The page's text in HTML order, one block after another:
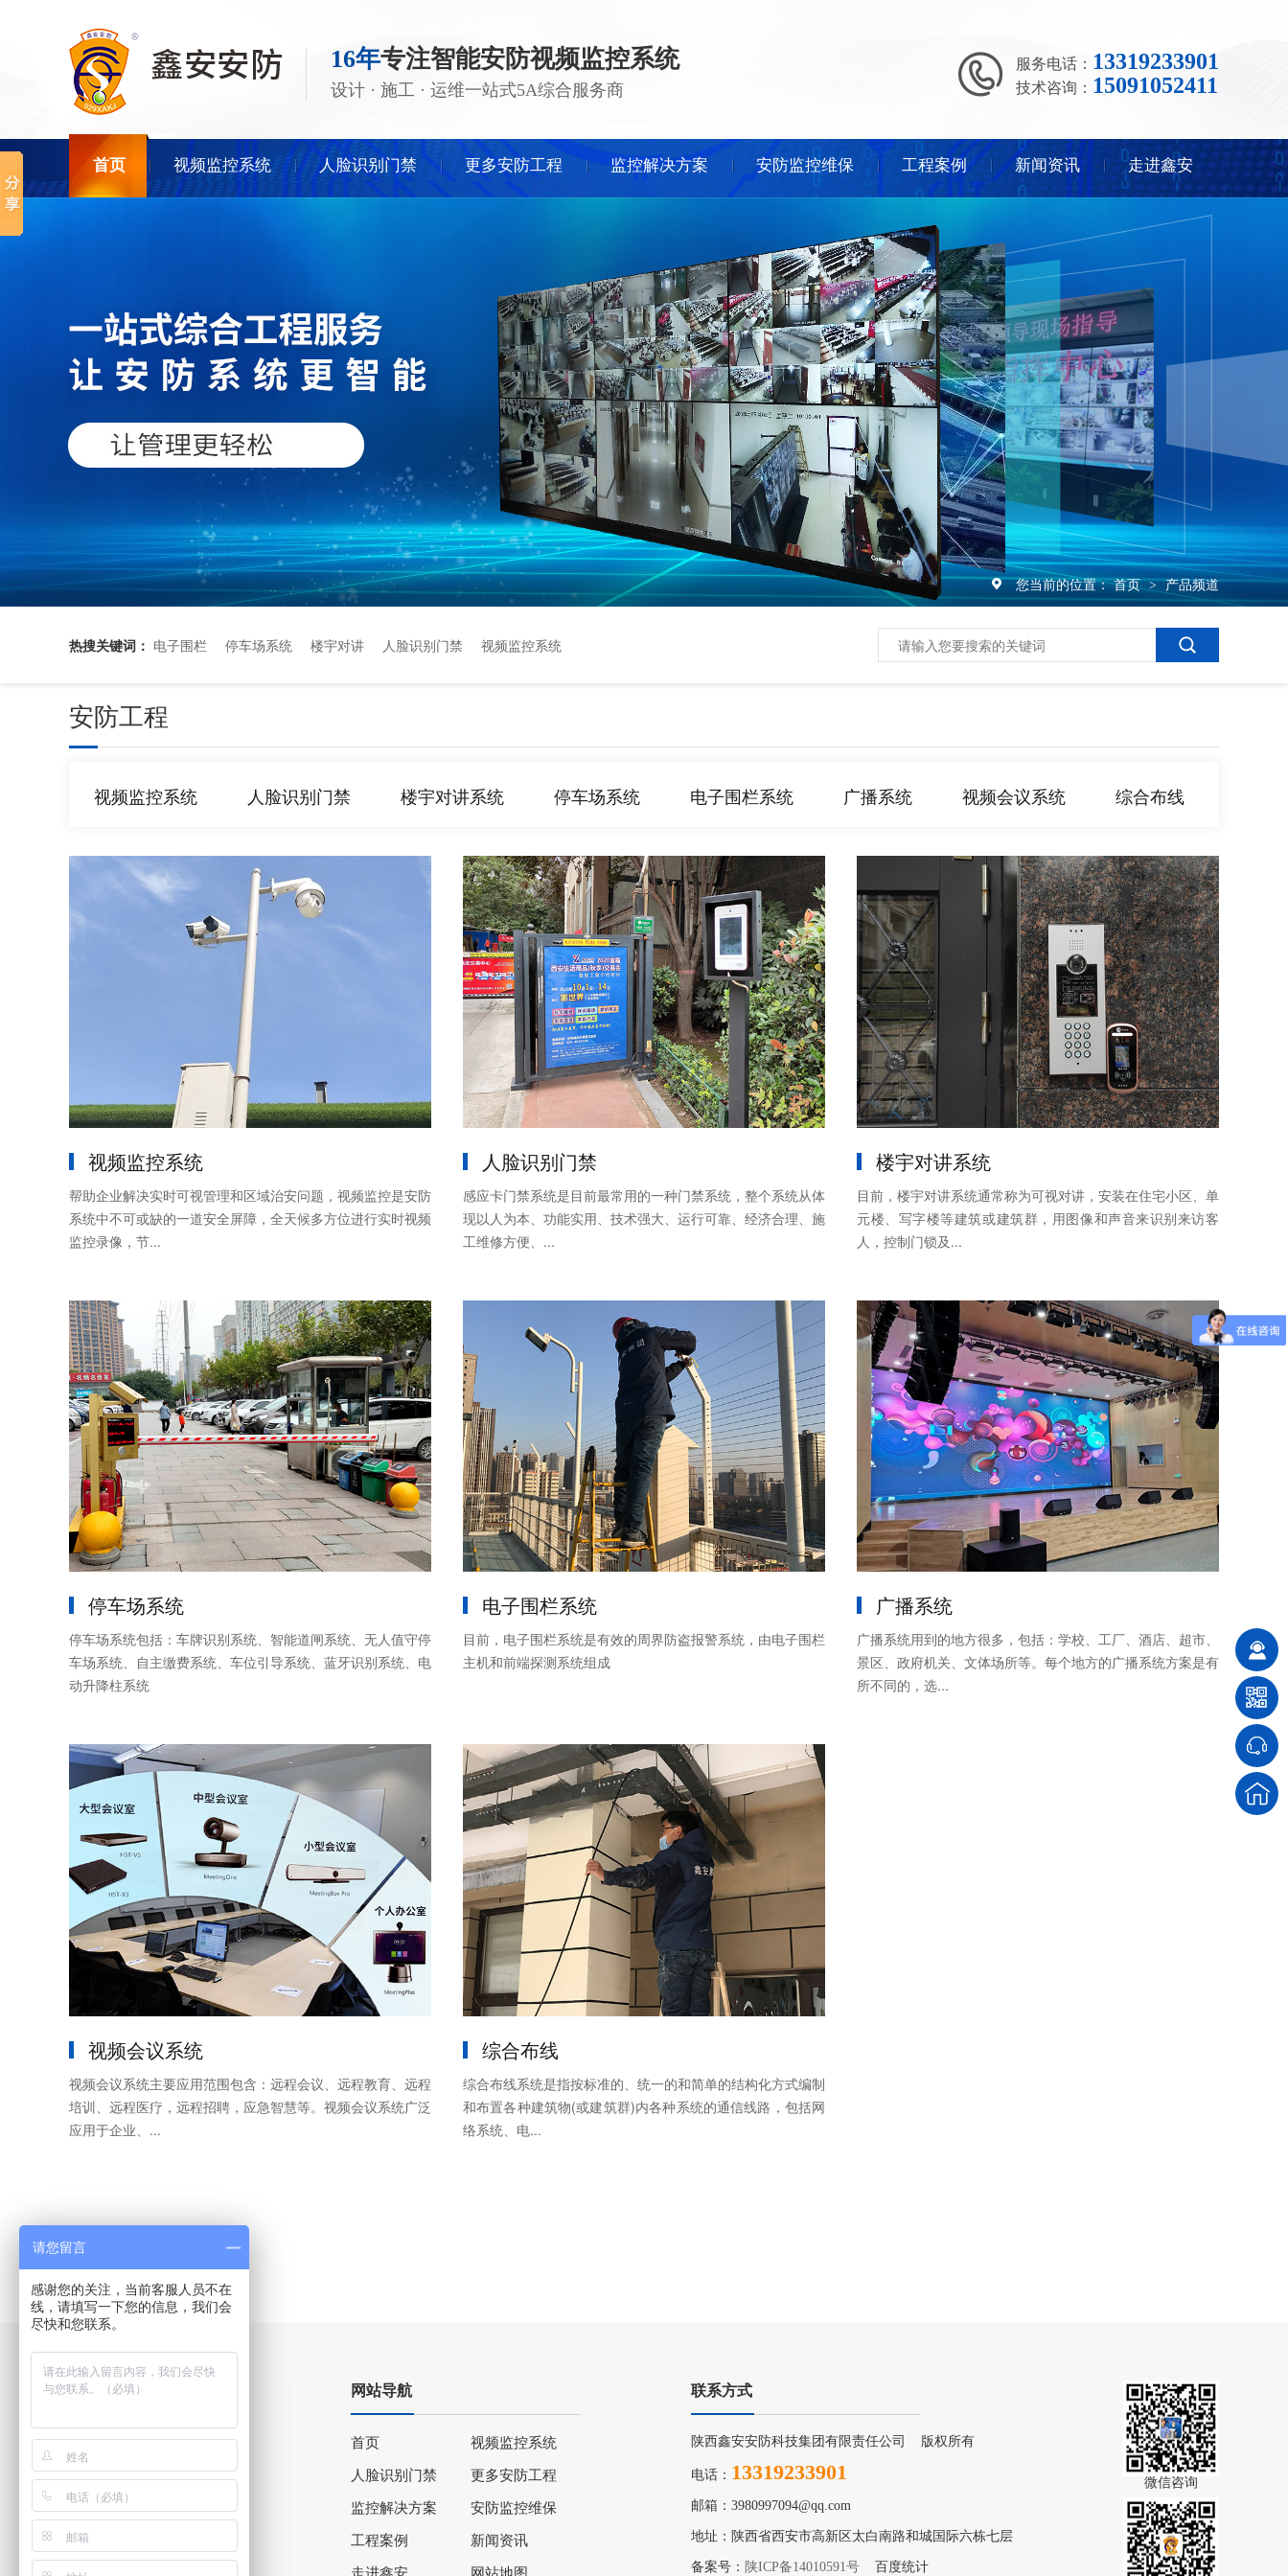
16年专注智能安防视频监控系统
设计 · 施工 · 运维一站式5A综合服务商
服务电话： 13319233901
技术咨询： 15091052411
首页 视频监控系统 人脸识别门禁 更多安防工程 监控解决方案 安防监控维保 工程案例 新闻资讯 走进鑫安
您当前的位置： 首页 > 产品频道
热搜关键词： 电子围栏 停车场系统 楼宇对讲 人脸识别门禁 视频监控系统
安防工程
视频监控系统 人脸识别门禁 楼宇对讲系统 停车场系统 电子围栏系统 广播系统 视频会议系统 综合布线
视频监控系统
帮助企业解决实时可视管理和区域治安问题，视频监控是安防
系统中不可或缺的一道安全屏障，全天候多方位进行实时视频
监控录像，节...
人脸识别门禁
感应卡门禁系统是目前最常用的一种门禁系统，整个系统从体
现以人为本、功能实用、技术强大、运行可靠、经济合理、施
工维修方便、...
楼宇对讲系统
目前，楼宇对讲系统通常称为可视对讲，安装在住宅小区、单
元楼、写字楼等建筑或建筑群，用图像和声音来识别来访客
人，控制门锁及...
停车场系统
停车场系统包括：车牌识别系统、智能道闸系统、无人值守停
车场系统、自主缴费系统、车位引导系统、蓝牙识别系统、电
动升降柱系统
电子围栏系统
目前，电子围栏系统是有效的周界防盗报警系统，由电子围栏
主机和前端探测系统组成
广播系统
广播系统用到的地方很多，包括：学校、工厂、酒店、超市、
景区、政府机关、文体场所等。每个地方的广播系统方案是有
所不同的，选...
视频会议系统
视频会议系统主要应用范围包含：远程会议、远程教育、远程
培训、远程医疗，远程招聘，应急智慧等。视频会议系统广泛
应用于企业、...
综合布线
综合布线系统是指按标准的、统一的和简单的结构化方式编制
和布置各种建筑物(或建筑群)内各种系统的通信线路，包括网
络系统、电...
网站导航
首页 视频监控系统
人脸识别门禁 更多安防工程
监控解决方案 安防监控维保
工程案例 新闻资讯
走进鑫安 网站地图
联系方式
陕西鑫安安防科技集团有限责任公司 版权所有
电话： 13319233901
邮箱：3980997094@qq.com
地址：陕西省西安市高新区太白南路和城国际六栋七层
备案号： 陕ICP备14010591号 百度统计
微信咨询
请您留言
感谢您的关注，当前客服人员不在
线，请填写一下您的信息，我们会
尽快和您联系。